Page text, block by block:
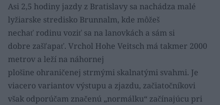
Asi 2,5 hodiny jazdy z Bratislavy sa nachádza malé
lyžiarske stredisko Brunnalm, kde môžeš
nechať rodinu voziť sa na lanovkách a sám si
dobre zašľapať. Vrchol Hohe Veitsch má takmer 2000
metrov a leží na náhornej
plošine ohraničenej strmými skalnatými svahmi. Je
viacero variantov výstupu a zjazdu, začiatočníkovi
však odporúčam značenú „normálku“ začínajúcu pri